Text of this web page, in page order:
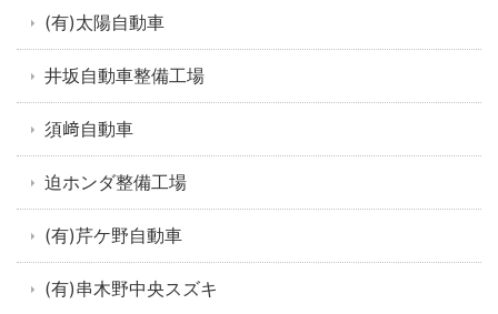
(有)太陽自動車
井坂自動車整備工場
須﨑自動車
迫ホンダ整備工場
(有)芹ケ野自動車
(有)串木野中央スズキ